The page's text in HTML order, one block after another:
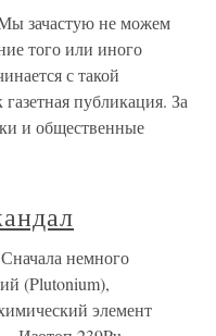
не можем
того или иного
с такой
публикация. За
и общественные
немного
(Plutonium),
элемент